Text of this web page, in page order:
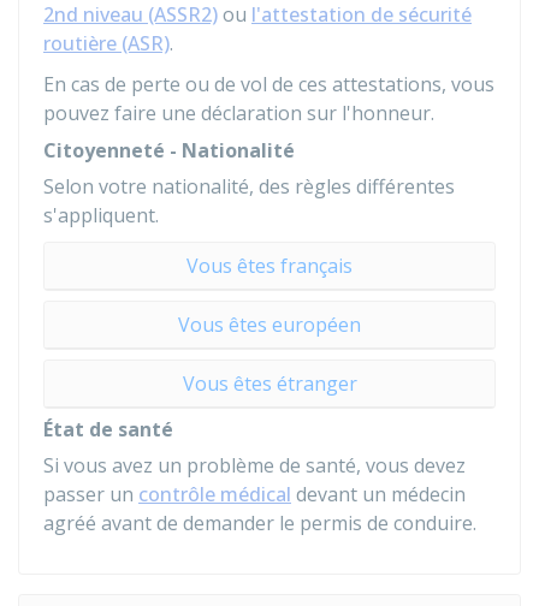
2nd niveau (ASSR2)ou l'attestation de sécurité
routière (ASR).
En cas de perte ou de vol de ces attestations, vous
pouvez faire une déclaration sur l'honneur.
Citoyenneté - Nationalité
Selon votre nationalité, des règles différentes
s'appliquent.
Vous êtes français
Vous êtes européen
Vous êtes étranger
État de santé
Si vous avez un problème de santé, vous devez
passer un contrôle médical devant un médecin
agréé avant de demander le permis de conduire.